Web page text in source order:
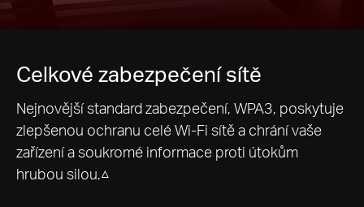
Celkové zabezpečení sítě
Nejnovější standard zabezpečení, WPA3, poskytuje
zlepšenou ochranu celé Wi-Fi sítě a chrání vaše
zařízení a soukromé informace proti útokům
hrubou silou.△